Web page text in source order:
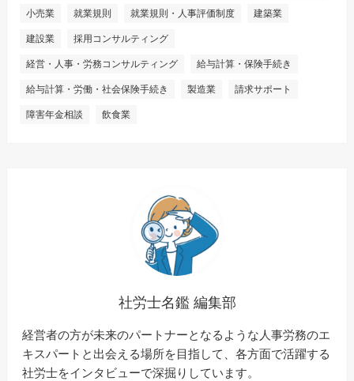
小売業 就業規則 就業規則・人事評価制度 建築業
建設業 採用コンサルティング
経営・人事・労務コンサルティング 給与計算・保険手続き
給与計算・労働・社会保険手続き 製造業 請求サポート
障害年金相談 飲食業
社労士名鑑 編集部
経営者の方が未来のパートナーとなるような人事労務のエ
キスパートと出会える場所を目指して、各方面で活躍する
社労士をインタビューで深掘りしています。